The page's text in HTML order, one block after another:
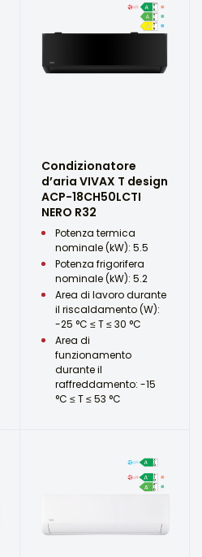
Condizionatore
d’aria VIVAX T design
ACP-18CH50LCTI
NERO R32
Potenza termica
nominale (kW): 5.5
Potenza frigorifera
nominale (kW): 5.2
Area di lavoro durante
il riscaldamento (W):
-25 °C ≤ T ≤ 30 °C
Area di
funzionamento
durante il
raffreddamento: -15
°C ≤ T ≤ 53 °C